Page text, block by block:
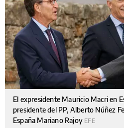
El expresidente Mauricio Macri en
presidente del PP, Alberto Núñez
España Mariano Rajoy EFE